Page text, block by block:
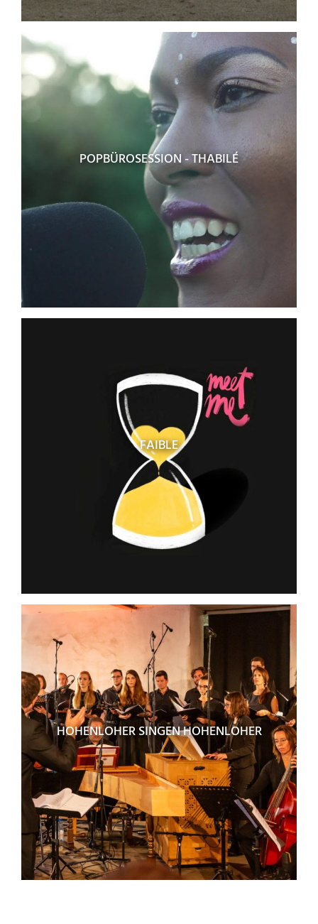
POPBÜROSESSION - THABILÉ
FAIBLE
HOHENLOHER SINGEN HOHENLOHER